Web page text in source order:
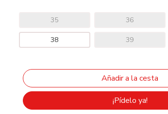
35 36
38 39
¡Pídelo ya!